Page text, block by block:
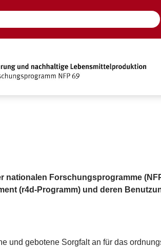
nationalen Forschungsprogramme
(r4d-Programm) und deren
und gebotene Sorgfalt an für das